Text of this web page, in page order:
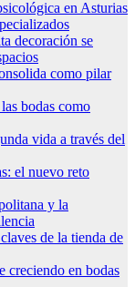
en Asturias
decoración se
como pilar
bodas como
vida a través del
el nuevo reto
y la
de la tienda de
creciendo en bodas